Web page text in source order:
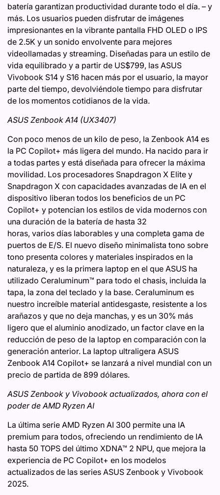
batería garantizan productividad durante todo el día. – y
más. Los usuarios pueden disfrutar de imágenes
impresionantes en la vibrante pantalla FHD OLED o IPS
de 2.5K y un sonido envolvente para mejores
videollamadas y streaming. Diseñadas para un estilo de
vida equilibrado y a partir de US$799, las ASUS
Vivobook S14 y S16 hacen más por el usuario, la mayor
parte del tiempo, devolviéndole tiempo para disfrutar
de los momentos cotidianos de la vida.
ASUS Zenbook A14 (UX3407)
Con poco menos de un kilo de peso, la Zenbook A14 es
la PC Copilot+ más ligera del mundo. Ha nacido para ir
a todas partes y está diseñada para ofrecer la máxima
movilidad. Los procesadores Snapdragon X Elite y
Snapdragon X con capacidades avanzadas de IA en el
dispositivo liberan todos los beneficios de un PC
Copilot+ y potencian los estilos de vida modernos con
una duración de la batería de hasta 32
horas, varios días laborables y una completa gama de
puertos de E/S. El nuevo diseño minimalista tono sobre
tono presenta colores y materiales inspirados en la
naturaleza, y es la primera laptop en el que ASUS ha
utilizado Ceraluminum™ para todo el chasis, incluida la
tapa, la zona del teclado y la base. Ceraluminum es
nuestro increíble material antidesgaste, resistente a los
arañazos y que no deja manchas, y es un 30% más
ligero que el aluminio anodizado, un factor clave en la
reducción de peso de la laptop en comparación con la
generación anterior. La laptop ultraligera ASUS
Zenbook A14 Copilot+ se lanzará a nivel mundial con un
precio de partida de 899 dólares.
ASUS Zenbook y Vivobook actualizados, ahora con el
poder de AMD Ryzen AI
La última serie AMD Ryzen AI 300 permite una IA
premium para todos, ofreciendo un rendimiento de IA
hasta 50 TOPS del último XDNA™ 2 NPU, que mejora la
experiencia de PC Copilot+ en los modelos
actualizados de las series ASUS Zenbook y Vivobook
2025.